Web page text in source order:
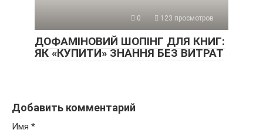
0 123 просмотров
ДОФАМІНОВИЙ ШОПІНГ ДЛЯ КНИГ:
ЯК «КУПИТИ» ЗНАННЯ БЕЗ ВИТРАТ
Добавить комментарий
Имя *